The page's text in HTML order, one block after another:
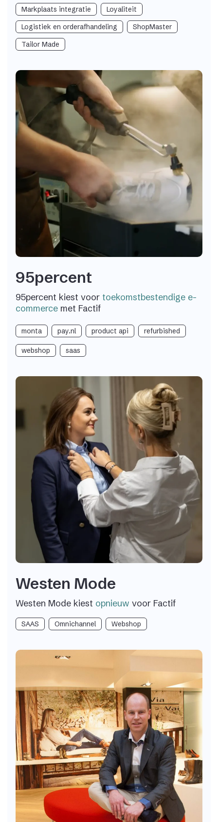
Markplaats integratie
Loyaliteit
Logistiek en orderafhandeling
ShopMaster
Tailor Made
95percent
95percent kiest voor toekomstbestendige e-
commerce met Factif
monta pay.nl product api refurbished
webshop saas
Westen Mode
Westen Mode kiest opnieuw voor Factif
SAAS Omnichannel Webshop